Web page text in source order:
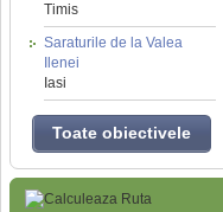
Timis
Saraturile de la Valea
Ilenei
Iasi
Toate obiectivele